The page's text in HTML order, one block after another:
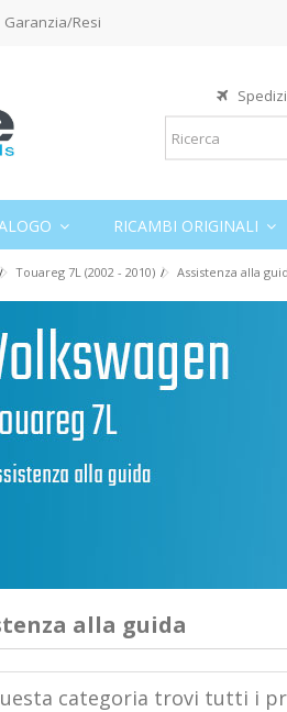
Garanzia/Resi
RICAMBI ORIGINALI
Touareg 7L (2002 - 2010) Assistenza alla
alla guida
categoria trovi tutti i